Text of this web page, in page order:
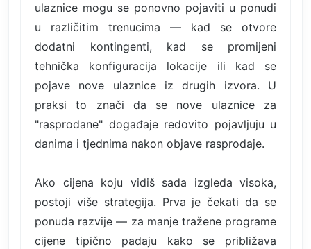
ulaznice mogu se ponovno pojaviti u ponudi
u različitim trenucima — kad se otvore
dodatni kontingenti, kad se promijeni
tehnička konfiguracija lokacije ili kad se
pojave nove ulaznice iz drugih izvora. U
praksi to znači da se nove ulaznice za
"rasprodane" događaje redovito pojavljuju u
danima i tjednima nakon objave rasprodaje.
Ako cijena koju vidiš sada izgleda visoka,
postoji više strategija. Prva je čekati da se
ponuda razvije — za manje tražene programe
cijene tipično padaju kako se približava